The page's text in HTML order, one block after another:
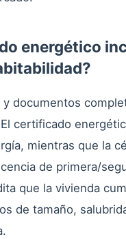
energético
documentos
certificado
mientras que la
de primera/
que la vivienda
de tamaño,